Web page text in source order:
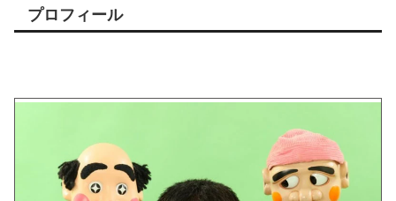
プロフィール